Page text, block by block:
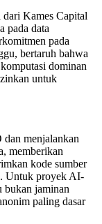
Kames Capital
pada data
pada
bertaruh bahwa
dominan
untuk
menjalankan
memberikan
kode sumber
Untuk proyek AI-
bukan jaminan
paling dasar